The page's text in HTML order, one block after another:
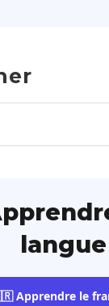
langue
Apprendre le